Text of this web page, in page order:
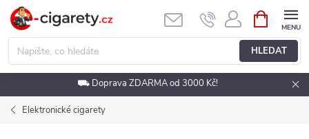
Přejít
obsah
HLEDAT
NÁKUPNÍ
KOŠÍK
⛟ Doprava ZDARMA od 3000 Kč!
Elektronické cigarety